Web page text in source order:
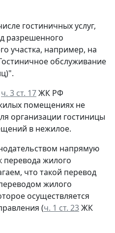
гостиничных услуг,
разрешенного
участка, например, на
обслуживание
ч. 3 ст. 17ЖК РФ
помещениях не
организации гостиницы
в нежилое.
напрямую
перевода жилого
что такой перевод
жилого
осуществляется
(ч. 1 ст. 23ЖК